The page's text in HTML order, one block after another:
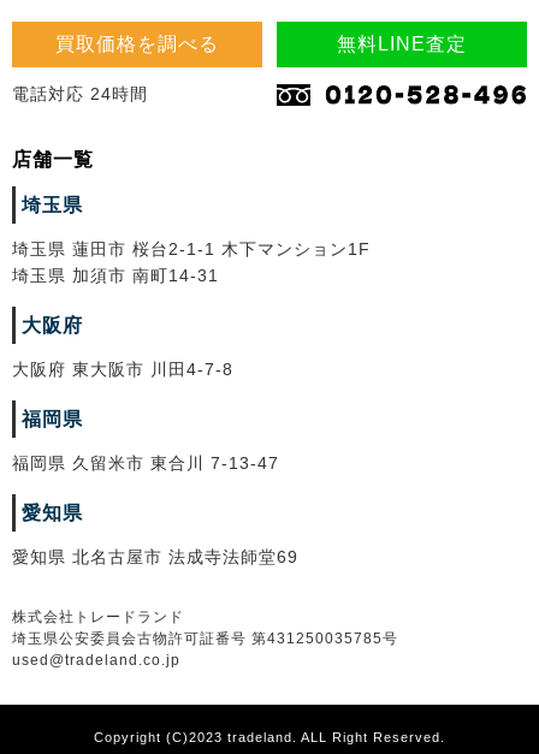
買取価格を調べる 無料LINE査定
電話対応 24時間
店舗一覧
埼玉県
埼玉県 蓮田市 桜台2-1-1 木下マンション1F
埼玉県 加須市 南町14-31
大阪府
大阪府 東大阪市 川田4-7-8
福岡県
福岡県 久留米市 東合川 7-13-47
愛知県
愛知県 北名古屋市 法成寺法師堂69
株式会社トレードランド
埼玉県公安委員会古物許可証番号 第431250035785号
used@tradeland.co.jp
Copyright (C)2023 tradeland. ALL Right Reserved.